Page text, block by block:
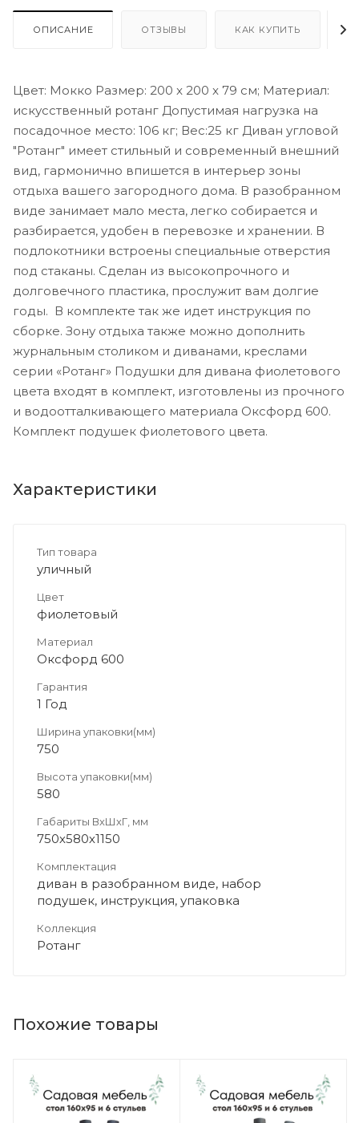
ОПИСАНИЕ ОТЗЫВЫ КАК КУПИТЬ
Цвет: Мокко Размер: 200 x 200 x 79 см; Материал:
искусственный ротанг Допустимая нагрузка на
посадочное место: 106 кг; Вес:25 кг Диван угловой
"Ротанг" имеет стильный и современный внешний
вид, гармонично впишется в интерьер зоны
отдыха вашего загородного дома. В разобранном
виде занимает мало места, легко собирается и
разбирается, удобен в перевозке и хранении. В
подлокотники встроены специальные отверстия
под стаканы. Сделан из высокопрочного и
долговечного пластика, прослужит вам долгие
годы. В комплекте так же идет инструкция по
сборке. Зону отдыха также можно дополнить
журнальным столиком и диванами, креслами
серии «Ротанг» Подушки для дивана фиолетового
цвета входят в комплект, изготовлены из прочного
и водоотталкивающего материала Оксфорд 600.
Комплект подушек фиолетового цвета.
Характеристики
Тип товара
уличный
Цвет
фиолетовый
Материал
Оксфорд 600
Гарантия
1 Год
Ширина упаковки(мм)
750
Высота упаковки(мм)
580
Габариты ВхШхГ, мм
750х580х1150
Комплектация
диван в разобранном виде, набор
подушек, инструкция, упаковка
Коллекция
Ротанг
Похожие товары